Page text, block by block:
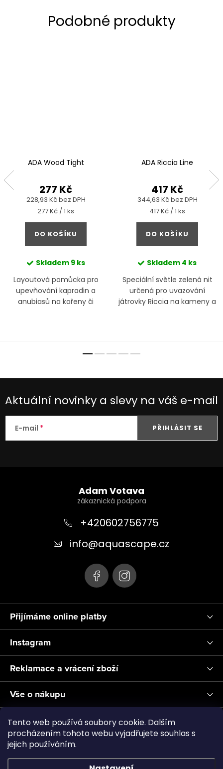
Tento web používá soubory cookie. Dalším
procházením tohoto webu vyjadřujete souhlas s
jejich používáním.
ADA Wood Tight
228,93 Kč bez DPH
277 Kč
Měrná
cena:
277 Kč / 1 ks
DO KOŠÍKU
Skladem 9 ks
Layoutová pomůcka pro
upevňování kapradin a
anubiasů na kořeny či
ADA Riccia Line
344,63 Kč bez DPH
417 Kč
Měrná
cena:
417 Kč / 1 ks
DO KOŠÍKU
Skladem 4 ks
Speciální světle zelená nit
určená pro uvazování
játrovky Riccia na kameny a
Aktuální novinky a slevy na váš e-mail
E-mail PŘIHLÁSIT SE
Přijímáme online platby
Adam Votava
+420602756775
info@aquascape.cz
Instagram
Reklamace a vrácení zboží
Vše o nákupu
Informace pro Vás
Realizace a servis akvárií ↗